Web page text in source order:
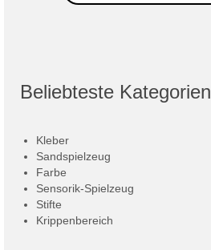
Beliebteste Kategorien
Kleber
Sandspielzeug
Farbe
Sensorik-Spielzeug
Stifte
Krippenbereich